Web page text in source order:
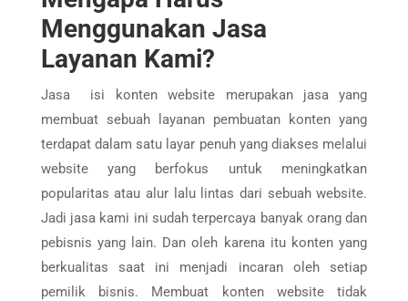
Menggunakan Jasa
Layanan Kami?
Jasa isi konten website merupakan jasa yang
membuat sebuah layanan pembuatan konten yang
terdapat dalam satu layar penuh yang diakses melalui
website yang berfokus untuk meningkatkan
popularitas atau alur lalu lintas dari sebuah website.
Jadi jasa kami ini sudah terpercaya banyak orang dan
pebisnis yang lain. Dan oleh karena itu konten yang
berkualitas saat ini menjadi incaran oleh setiap
pemilik bisnis. Membuat konten website tidak